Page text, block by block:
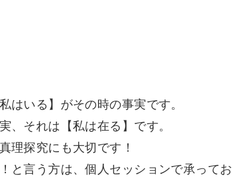
はいる】がその時の事実です。
、それは【私は在る】です。
理探究にも大切です！
と言う方は、個人セッションで承ってお